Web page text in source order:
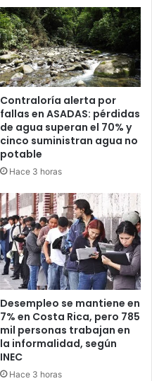
Contraloría alerta por
fallas en ASADAS: pérdidas
de agua superan el 70% y
cinco suministran agua no
potable
Hace 3 horas
Desempleo se mantiene en
7% en Costa Rica, pero 785
mil personas trabajan en
la informalidad, según
INEC
Hace 3 horas